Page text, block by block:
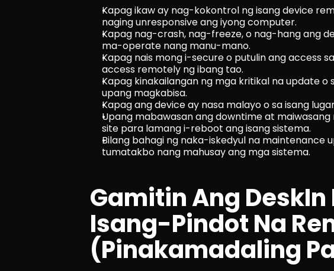
Kapag ikaw ay nag-kokontrol ng isang device
naging unresponsive ang iyong computer.
Kapag nag-crash, nag-freeze, o nag-hang ang
ma-operate nang manu-mano.
Kapag nais mong i-secure o putulin ang access
access remotely ng ibang tao.
Kapag kinakailangan ng mga kritikal na update
upang magkabisa.
Kapag ang device ay nasa malayo o sa isang
Upang mabawasan ang downtime at
site para lamang i-reboot ang isang sistema.
Bilang bahagi ng naka-iskedyul na maintenance
tumatakbo nang mahusay ang mga sistema.
Gamitin Ang DeskIn
Isang-Pindot Na
(pinakamadaling